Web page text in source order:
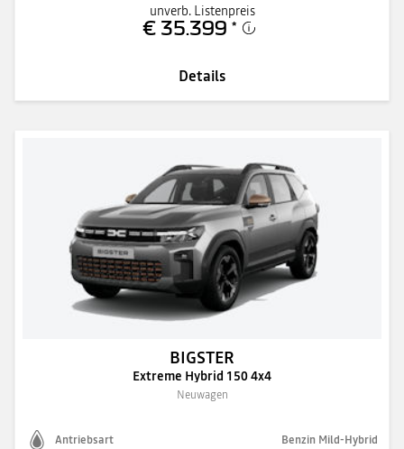
unverb. Listenpreis
€ 35.399 *
Details
BIGSTER
Extreme Hybrid 150 4x4
Neuwagen
Antriebsart Benzin Mild-Hybrid